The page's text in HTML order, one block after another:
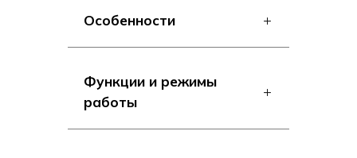
Особенности
Функции и режимы
работы